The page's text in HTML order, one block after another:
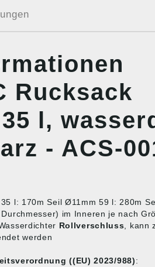
Rucksack
l,
- ACS-
35 l: 170m Seil Ø11mm 59 l: 280m
im Inneren je nach
Rollverschluss , kann
werden
((EU) 2023/988):